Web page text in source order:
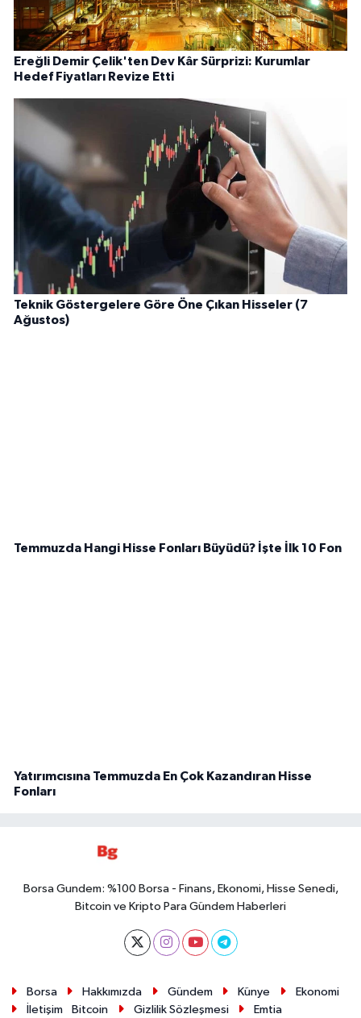
Ereğli Demir Çelik'ten Dev Kâr Sürprizi: Kurumlar
Hedef Fiyatları Revize Etti
Teknik Göstergelere Göre Öne Çıkan Hisseler (7
Ağustos)
Temmuzda Hangi Hisse Fonları Büyüdü? İşte İlk 10 Fon
Yatırımcısına Temmuzda En Çok Kazandıran Hisse
Fonları
Borsa Gundem: %100 Borsa - Finans, Ekonomi, Hisse Senedi,
Bitcoin ve Kripto Para Gündem Haberleri
Borsa Hakkımızda Gündem Künye
Ekonomi
İletişim
Bitcoin Gizlilik Sözleşmesi Emtia